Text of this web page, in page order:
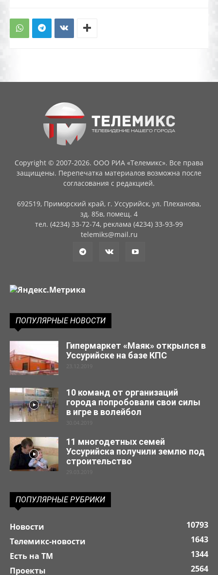
Copyright © 2007-2026. ООО РИА «Телемикс». Все права
защищены. Перепечатка материалов возможна после
согласования с редакцией.
692519, Приморский край, г. Уссурийск, ул. Плеханова,
зд. 85в, помещ. 4
тел. (4234) 33-72-74, реклама (4234) 33-93-99
telemiks@mail.ru
ПОПУЛЯРНЫЕ НОВОСТИ
Гипермаркет «Маяк» открылся в
Уссурийске на базе КПС
23.12.2019
10 команд от организаций
города попробовали свои силы
в игре в волейбол
30.04.2019
11 многодетных семей
Уссурийска получили землю под
строительство
29.03.2019
ПОПУЛЯРНЫЕ РУБРИКИ
Новости
10793
Телемикс-новости
1643
Есть на ТМ
1344
Проекты
2564